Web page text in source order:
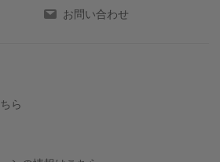
お問い合わせ
ら